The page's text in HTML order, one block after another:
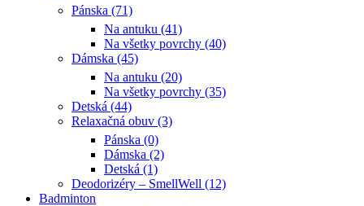
Pánska (71)
Na antuku (41)
Na všetky povrchy (40)
Dámska (45)
Na antuku (20)
Na všetky povrchy (35)
Detská (44)
Relaxačná obuv (3)
Pánska (0)
Dámska (2)
Detská (1)
Deodorizéry – SmellWell (12)
Badminton